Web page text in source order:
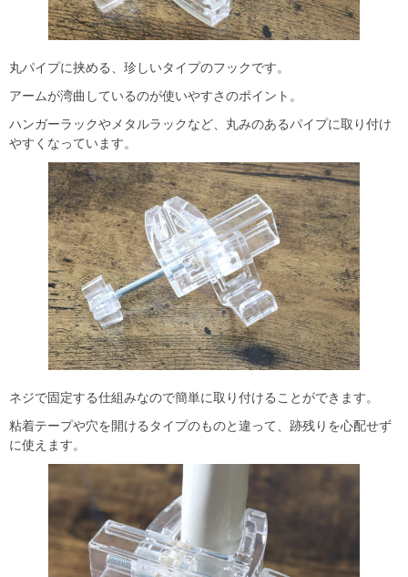
丸パイプに挟める、珍しいタイプのフックです。
アームが湾曲しているのが使いやすさのポイント。
ハンガーラックやメタルラックなど、丸みのあるパイプに取り付け
やすくなっています。
ネジで固定する仕組みなので簡単に取り付けることができます。
粘着テープや穴を開けるタイプのものと違って、跡残りを心配せず
に使えます。